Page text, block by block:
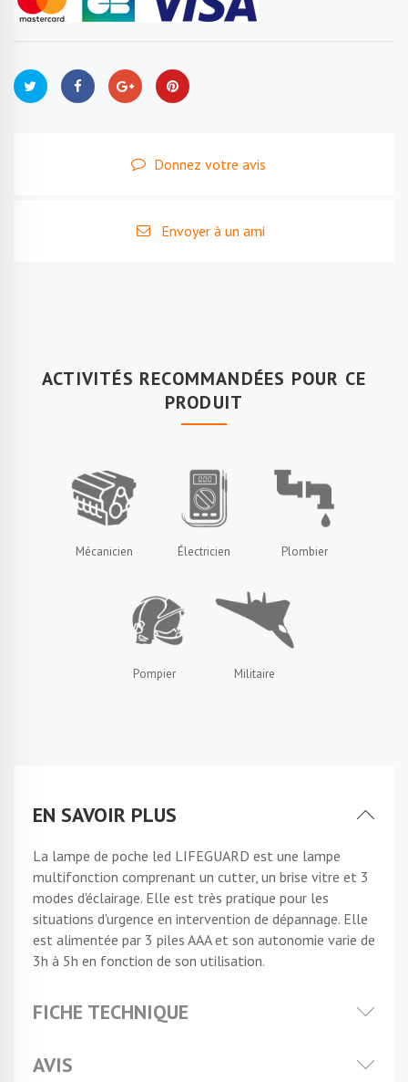
Donnez votre avis
Envoyer à un ami
ACTIVITÉS RECOMMANDÉES POUR CE
PRODUIT
Mécanicien Électricien Plombier
Pompier Militaire
EN SAVOIR PLUS
La lampe de poche led LIFEGUARD est une lampe
multifonction comprenant un cutter, un brise vitre et 3
modes d'éclairage. Elle est très pratique pour les
situations d'urgence en intervention de dépannage. Elle
est alimentée par 3 piles AAA et son autonomie varie de
3h à 5h en fonction de son utilisation.
FICHE TECHNIQUE
AVIS